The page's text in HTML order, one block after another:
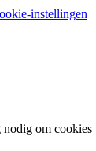
instellingen
om cookies